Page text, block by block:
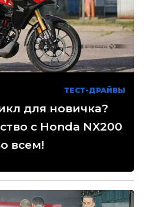
ТЕСТ-ДРАЙВЫ
для новичка?
с Honda NX200
всем!